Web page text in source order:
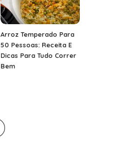
Arroz Temperado Para
50 Pessoas: Receita E
Dicas Para Tudo Correr
Bem